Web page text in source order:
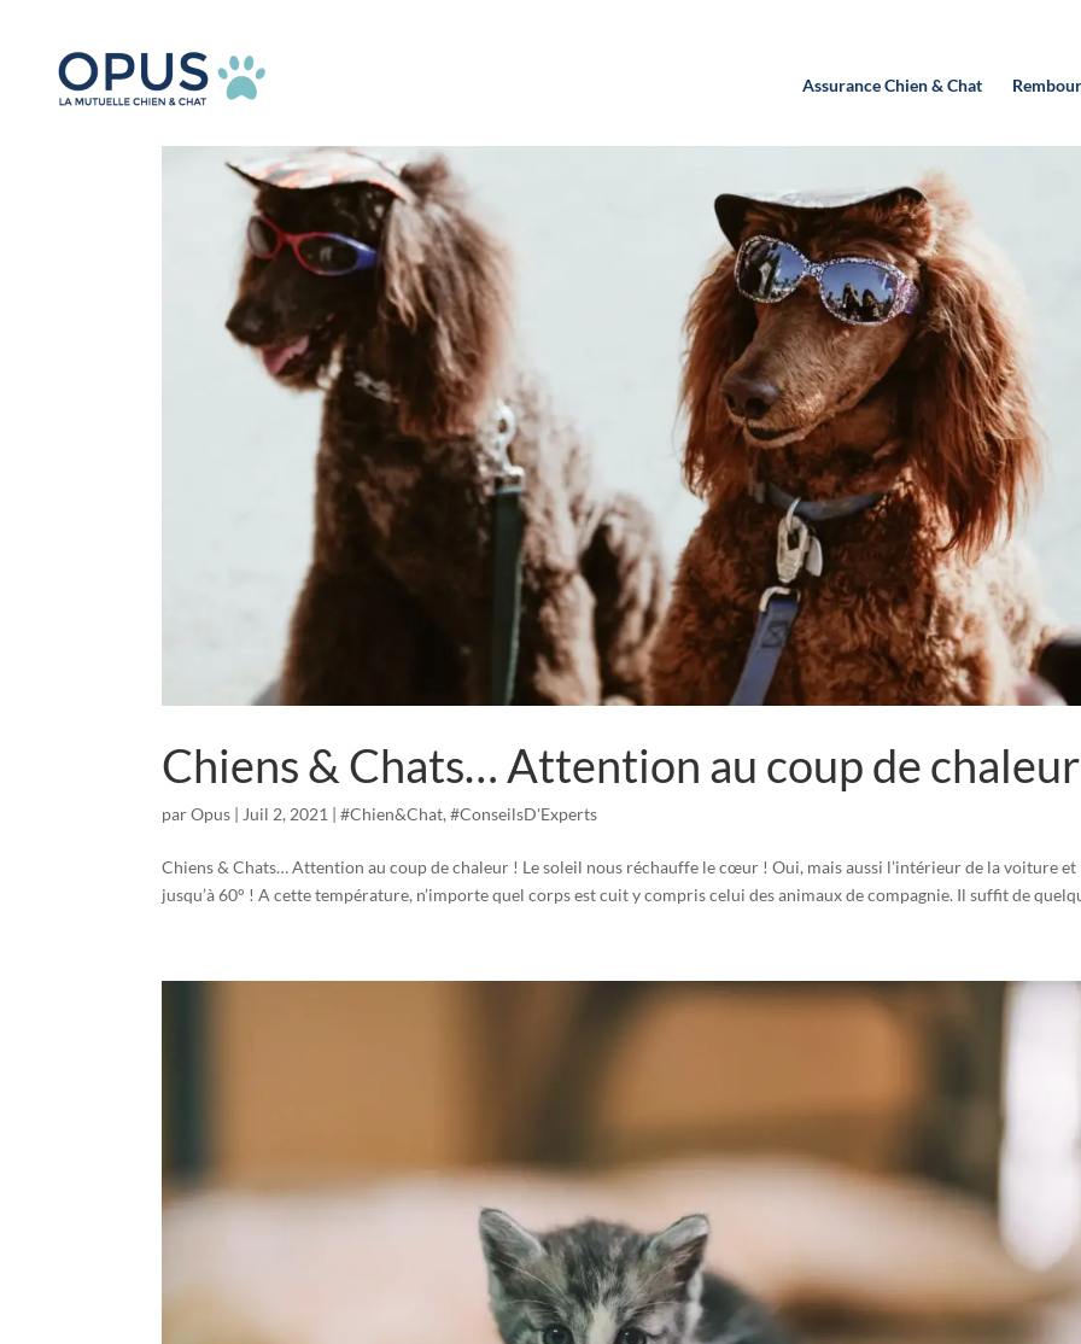
Assurance Chien & Chat
Chiens & Chats… Attention au coup de
parOpus |Juil 2, 2021 |#Chien&Chat,#ConseilsD'Experts
Chiens & Chats… Attention au coup de chaleur ! Le soleil nous réchauffe le cœur ! Oui, mais aussi l’intérieur de la voiture et
jusqu’à 60° ! A cette température, n’importe quel corps est cuit y compris celui des animaux de compagnie. Il suffit de